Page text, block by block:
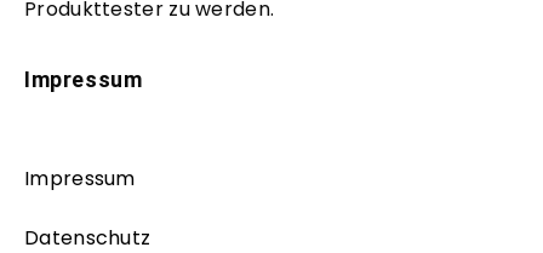
Produkttester zu werden.
Impressum
Impressum
Datenschutz